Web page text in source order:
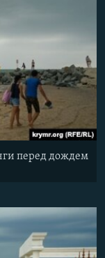
перед дождем